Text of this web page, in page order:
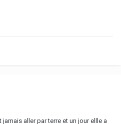
aller par terre et un jour ellle a